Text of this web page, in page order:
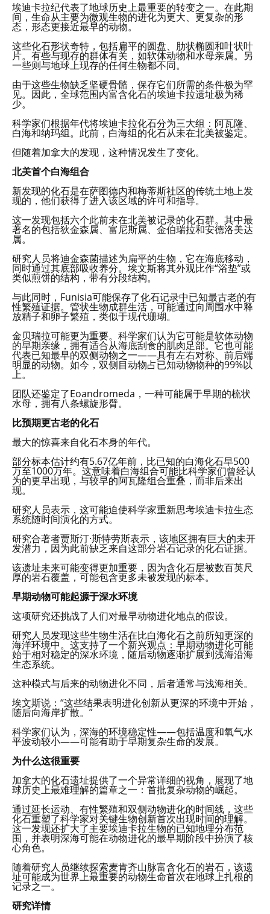
埃迪卡拉纪代表了地球历史上最重要的转变之一。在此期
间，生命从主要为微观生物的进化为更大、更复杂的形
态，形态更接近最早的动物。
这些化石形状奇特，包括扁平的圆盘、肋状椭圆和叶状叶
片。有些与现存的群体有关，如软体动物和水母亲属。另
一些则与地球上现存的任何生物都不同。
由于这些生物缺乏坚硬骨骼，保存它们所需的条件极为罕
见。因此，全球范围内富含化石的埃迪卡拉遗址极为稀
少。
科学家们根据年代将埃迪卡拉化石分为三大组：阿瓦隆、
白海和纳玛组。此前，白海组的化石从未在北美被鉴定。
但随着加拿大的发现，这种情况发生了变化。
北美首个白海组合
新发现的化石是在萨图德内和梅蒂斯社区的传统土地上发
现的，他们获得了进入该区域的许可和指导。
这一发现包括六个此前未在北美被记录的化石群。其中最
著名的包括狄金森属、富尼斯属、金伯瑞拉和安德洛美达
属。
研究人员将迪金森菌描述为扁平的生物，它在海底移动，
同时通过其底部吸收养分。埃文斯将其外观比作“浴垫”或
类似煎饼的结构，带有分段结构。
与此同时，Funisia可能保存了化石记录中已知最古老的有
性繁殖证据。管状生物成群生活，可能通过向周围水中释
放精子和卵子繁殖，类似于现代珊瑚。
金贝瑞拉可能更为重要。科学家们认为它可能是软体动物
的早期亲缘，拥有适合从海底刮食的肌肉足部。它也可能
代表已知最早的双侧动物之一——具有左右对称、前后端
明显的动物。如今，双侧目动物占已知动物物种的99%以
上。
团队还鉴定了Eoandromeda，一种可能属于早期的梳状
水母，拥有八条螺旋形臂。
比预期更古老的化石
最大的惊喜来自化石本身的年代。
部分标本估计约有5.67亿年前，比已知的白海化石早500
万至1000万年。这意味着白海组合可能比科学家们曾经认
为的更早出现，与较早的阿瓦隆组合重叠，而非后来出
现。
研究人员表示，这可能迫使科学家重新思考埃迪卡拉生态
系统随时间演化的方式。
研究合著者贾斯汀·斯特劳斯表示，该地区拥有巨大的未开
发潜力，因为此前缺乏来自这部分岩石记录的化石证据。
该遗址未来可能变得更加重要，因为含化石层被数百英尺
厚的岩石覆盖，可能包含更多未被发现的标本。
早期动物可能起源于深水环境
这项研究还挑战了人们对最早动物进化地点的假设。
研究人员发现这些生物生活在比白海化石之前所知更深的
海洋环境中。这支持了一个新兴观点：早期动物进化可能
始于相对稳定的深水环境，随后动物逐渐扩展到浅海沿海
生态系统。
这种模式与后来的动物进化不同，后者通常与浅海相关。
埃文斯说：“这些结果表明进化创新从更深的环境中开始，
随后向海岸扩散。”
科学家们认为，深海的环境稳定性——包括温度和氧气水
平波动较小——可能有助于早期复杂生命的发展。
为什么这很重要
加拿大的化石遗址提供了一个异常详细的视角，展现了地
球历史上最难理解的篇章之一：首批复杂动物的崛起。
通过延长运动、有性繁殖和双侧动物进化的时间线，这些
化石重塑了科学家对关键生物创新首次出现时间的理解。
这一发现还扩大了主要埃迪卡拉生物的已知地理分布范
围，并表明深海可能在动物进化的最早期阶段中扮演了核
心角色。
随着研究人员继续探索麦肯齐山脉富含化石的岩石，该遗
址可能成为世界上最重要的动物生命首次在地球上扎根的
记录之一。
研究详情